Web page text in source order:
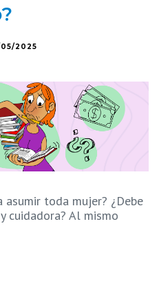
05/2025
toda mujer? ¿Debe
cuidadora? Al mismo